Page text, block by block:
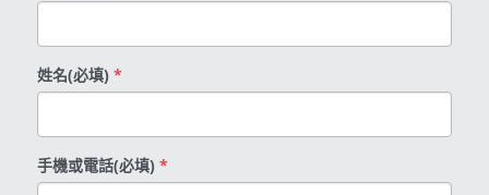
姓名(必填)*
手機或電話(必填)*